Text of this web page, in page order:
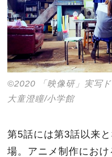
©2020 「映像研」実写
大童澄瞳/小学館
第5話には第3話以来
場。アニメ制作におけ